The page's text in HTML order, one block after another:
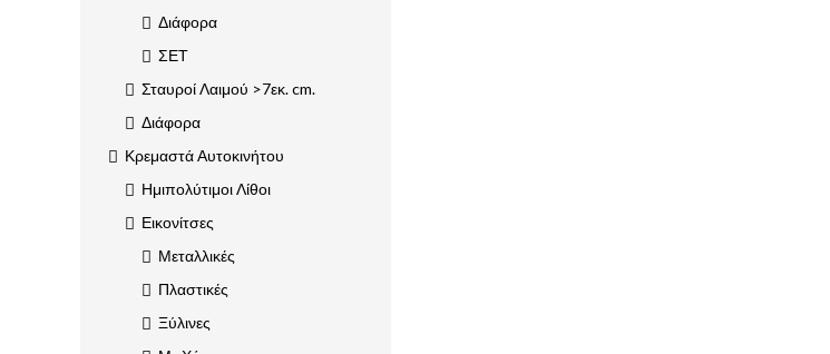
Διάφορα
ΣΕΤ
Σταυροί Λαιμού >7εκ. cm.
Διάφορα
Κρεμαστά Αυτοκινήτου
Ημιπολύτιμοι Λίθοι
Εικονίτσες
Μεταλλικές
Πλαστικές
Ξύλινες